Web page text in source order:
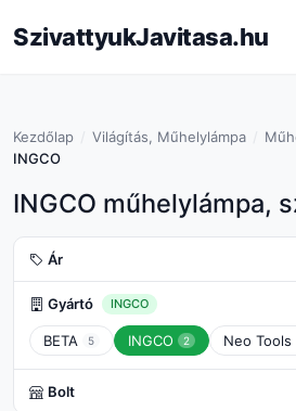
SzivattyukJavitasa.hu
Kezdőlap Világítás, Műhelylámpa
INGCO
INGCO műhelylámpa,
Ár
Gyártó INGCO
BETA 5 INGCO 2 Neo Tools
Bolt